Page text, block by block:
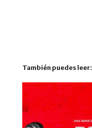
También puedes leer: